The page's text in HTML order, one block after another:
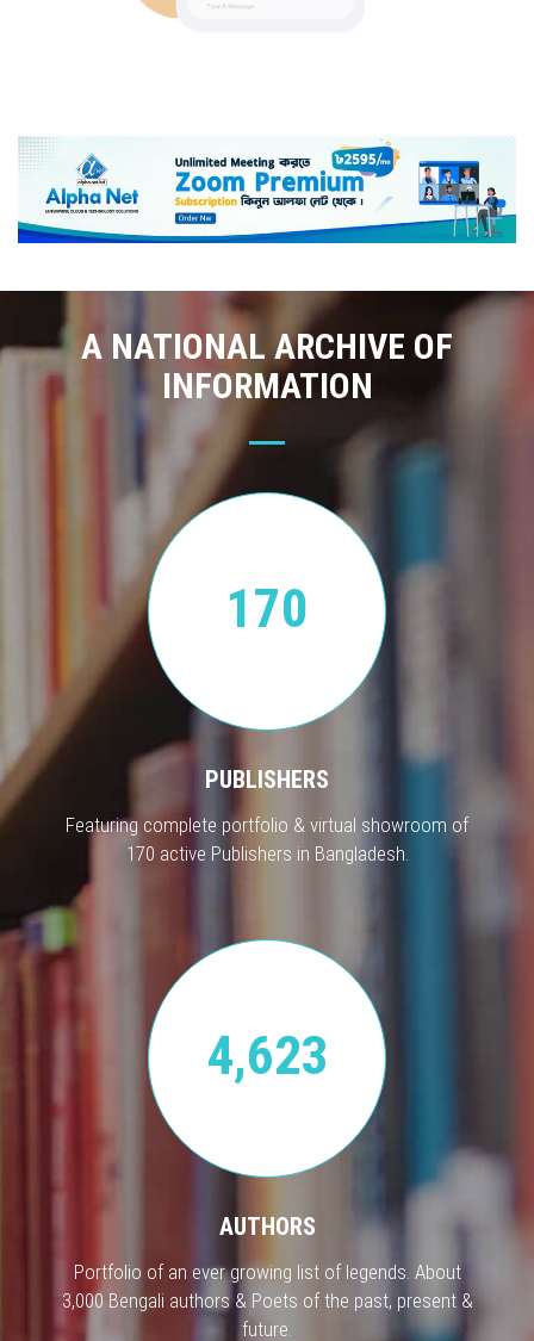
A NATIONAL ARCHIVE OF
INFORMATION
170
PUBLISHERS
Featuring complete portfolio & virtual showroom of
170 active Publishers in Bangladesh.
4,623
AUTHORS
Portfolio of an ever growing list of legends. About
3,000 Bengali authors & Poets of the past, present &
future.